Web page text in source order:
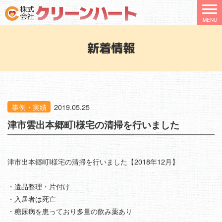
新着情報
事例・実績 2019.05.25
津市雲出本郷町I様宅の清掃を行いました
津市出本郷町I様宅の清掃を行いました【2018年12月】
・遺品整理・片付け
・入居者は死亡
・糖尿病を患っており多量の飲み薬あり